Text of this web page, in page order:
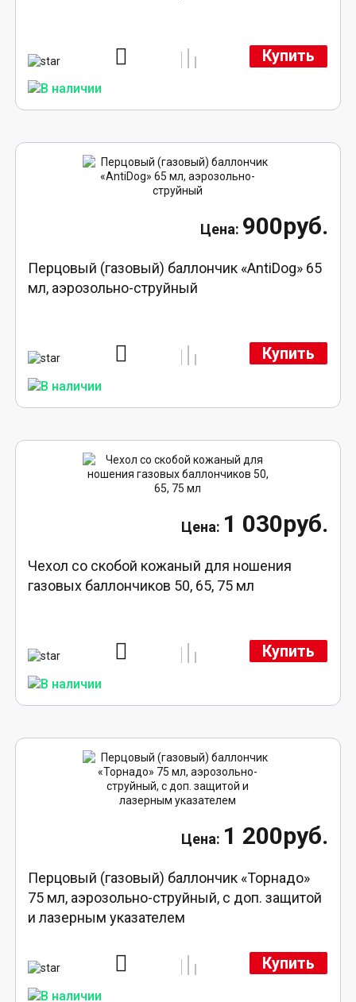
Купить
900руб.
Перцовый (газовый) баллончик «AntiDog» 65
мл, аэрозольно-струйный
Купить
1 030руб.
Чехол со скобой кожаный для ношения
газовых баллончиков 50, 65, 75 мл
Купить
1 200руб.
Перцовый (газовый) баллончик «Торнадо»
75 мл, аэрозольно-струйный, с доп. защитой
и лазерным указателем
Купить